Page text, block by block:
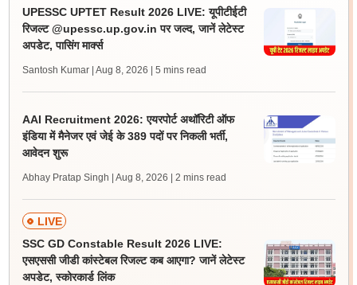
UPESSC UPTET Result 2026 LIVE: यूपीटीईटी
रिजल्ट @upessc.up.gov.in पर जल्द, जानें लेटेस्ट
अपडेट, पासिंग मार्क्स
Santosh Kumar | Aug 8, 2026 | 5 mins read
AAI Recruitment 2026: एयरपोर्ट अथॉरिटी ऑफ
इंडिया में मैनेजर एवं जेई के 389 पदों पर निकली भर्ती,
आवेदन शुरू
Abhay Pratap Singh | Aug 8, 2026 | 2 mins read
LIVE
SSC GD Constable Result 2026 LIVE:
एसएससी जीडी कांस्टेबल रिजल्ट कब आएगा? जानें लेटेस्ट
अपडेट, स्कोरकार्ड लिंक